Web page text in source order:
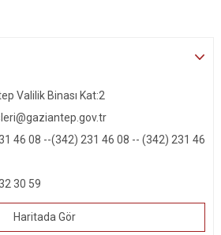
Valilik Binası Kat:2
46 08 --(342) 231 46 08 -- (342) 231 46
30 59
Haritada Gör